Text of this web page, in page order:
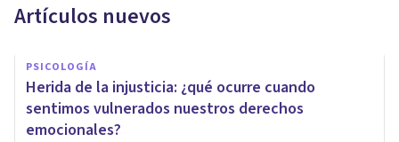
Artículos nuevos
PSICOLOGÍA
Herida de la injusticia: ¿qué ocurre cuando
sentimos vulnerados nuestros derechos
emocionales?